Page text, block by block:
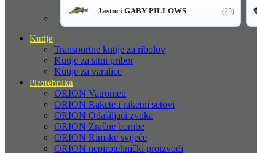
Jastuci GABY PILLOWS (25)
Kutije
Transportne kutije za ribolov
Kutije za sitni pribor
Kutije za varalice
Pirotehnika
ORION Vatrometi
ORION Rakete i raketni setovi
ORION Odašiljači zvuka
ORION Zračne bombe
ORION Rimske svijeće
ORION nepirotehnički proizvodi